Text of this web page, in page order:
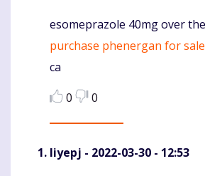
Komentaras
esomeprazole 40mg over
purchase phenergan for sale
ca
0
0
Iiyepj - 2022-03-30 - 12:53